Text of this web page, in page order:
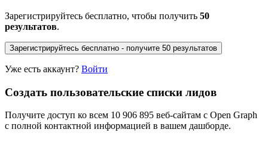
Зарегистрируйтесь бесплатно, чтобы получить 50
результатов.
Зарегистрируйтесь бесплатно - получите 50 результатов
Уже есть аккаунт? Войти
Создать пользовательские списки лидов
Получите доступ ко всем 10 906 895 веб-сайтам с Open Graph
с полной контактной информацией в вашем дашборде.